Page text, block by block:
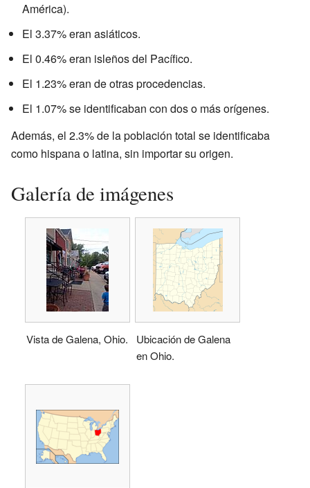
América).
El 3.37% eran asiáticos.
El 0.46% eran isleños del Pacífico.
El 1.23% eran de otras procedencias.
El 1.07% se identificaban con dos o más orígenes.
Además, el 2.3% de la población total se identificaba
como hispana o latina, sin importar su origen.
Galería de imágenes
Vista de Galena, Ohio.
Ubicación de Galena
en Ohio.